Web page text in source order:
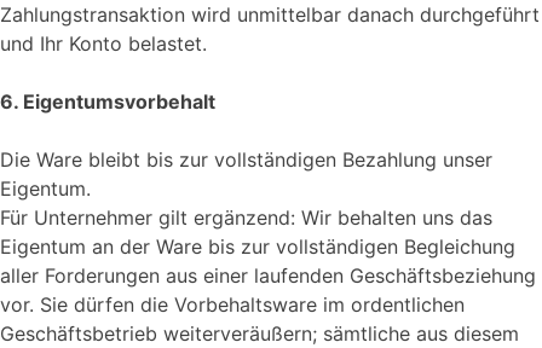
Zahlungstransaktion wird unmittelbar danach durchgeführt
und Ihr Konto belastet.
6. Eigentumsvorbehalt
Die Ware bleibt bis zur vollständigen Bezahlung unser
Eigentum.
Für Unternehmer gilt ergänzend: Wir behalten uns das
Eigentum an der Ware bis zur vollständigen Begleichung
aller Forderungen aus einer laufenden Geschäftsbeziehung
vor. Sie dürfen die Vorbehaltsware im ordentlichen
Geschäftsbetrieb weiterveräußern; sämtliche aus diesem